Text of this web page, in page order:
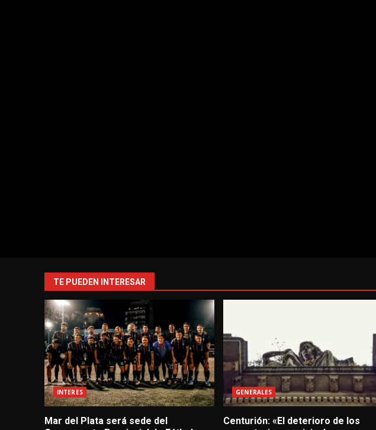
TE PUEDEN INTERESAR
INTERES
Mar del Plata será sede del
GENERALES
Centurión: «El deterioro de los